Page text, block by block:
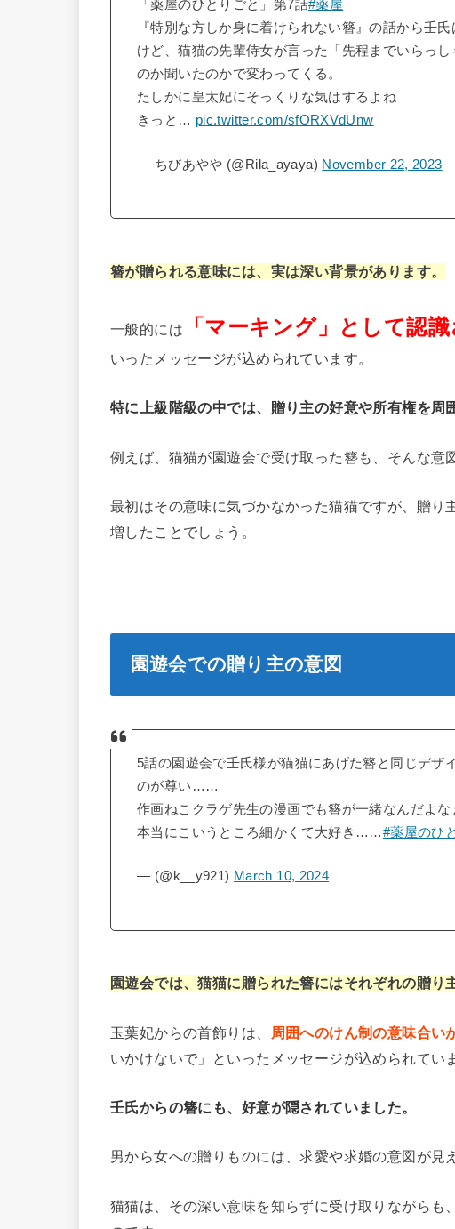
「薬屋のひとりごと」第7話#薬屋
『特別な方しか身に着けられない簪』の話から壬
けど、猫猫の先輩侍女が言った「先程までいらっ
のか聞いたのかで変わってくる。
たしかに皇太妃にそっくりな気はするよね
きっと… pic.twitter.com/sfORXVdUnw
— ちびあやや (@Rila_ayaya) November 22, 2023
簪が贈られる意味には、実は深い背景があります。
一般的には 「マーキング」として認識
いったメッセージが込められています。
特に上級階級の中では、贈り主の好意や所有権を周
例えば、猫猫が園遊会で受け取った簪も、そんな意
最初はその意味に気づかなかった猫猫ですが、贈り
増したことでしょう。
園遊会での贈り主の意図
5話の園遊会で壬氏様が猫猫にあげた簪と同じデザ
のが尊い……
作画ねこクラゲ先生の漫画でも簪が一緒なんだよ
本当にこいうところ細かくて大好き……#薬屋のひ
— (@k__y921) March 10, 2024
園遊会では、猫猫に贈られた簪にはそれぞれの贈り
玉葉妃からの首飾りは、 周囲へのけん制の意味合い
いかけないで」といったメッセージが込められてい
壬氏からの簪にも、好意が隠されていました。
男から女への贈りものには、求愛や求婚の意図が見
猫猫は、その深い意味を知らずに受け取りながらも